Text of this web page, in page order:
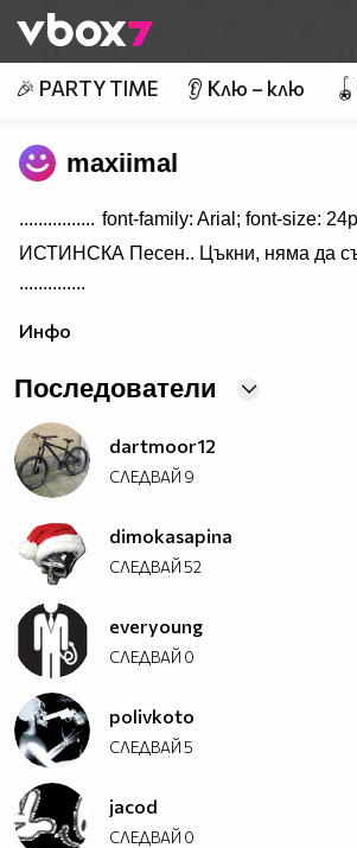
👾
🎉 PARTY TIME 👂 Клю – клю
maxiimal
................ font-family: Arial; font-size:
ИСТИНСКА Песен.. Цъкни, няма да
..............
Инфо
Последователи
dartmoor12
СЛЕДВАЙ 9
dimokasapina
СЛЕДВАЙ52
everyoung
СЛЕДВАЙ 0
polivkoto
СЛЕДВАЙ5
jacod
СЛЕДВАЙ 0